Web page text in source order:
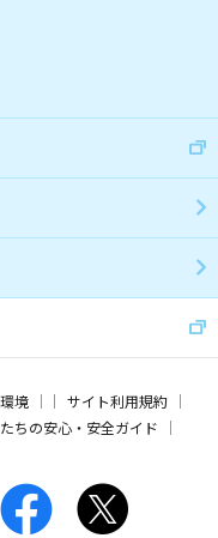
境
サイト利用規約
ちの安心・安全ガイド